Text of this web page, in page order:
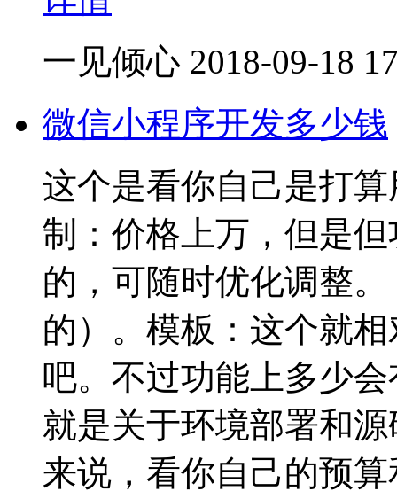
一见倾心 2018-09-18
微信小程序开发多少钱
这个是看你自己是打
制：价格上万，但是
的，可随时优化调整
的）。模板：这个就
吧。不过功能上多少
就是关于环境部署和
来说，看你自己的预